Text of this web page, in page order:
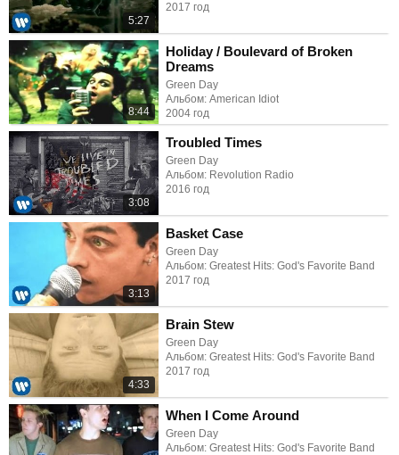
5:27
2017 год
8:44
Holiday / Boulevard of Broken
Dreams
Green Day
Альбом: American Idiot
2004 год
3:08
Troubled Times
Green Day
Альбом: Revolution Radio
2016 год
3:13
Basket Case
Green Day
Альбом: Greatest Hits: God's Favorite Band
2017 год
4:33
Brain Stew
Green Day
Альбом: Greatest Hits: God's Favorite Band
2017 год
When I Come Around
Green Day
Альбом: Greatest Hits: God's Favorite Band